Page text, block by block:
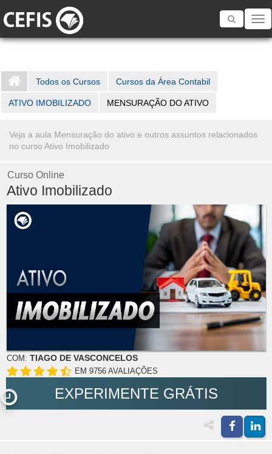
Toggle
Todos os Cursos Cursos da Área Contabil
ATIVO IMOBILIZADO MENSURAÇÃO DO ATIVO
Veja a aula Mensuração do ativo e outros assuntos relacionados
no curso Ativo Imobilizado
Curso Online
Ativo Imobilizado
COM: TIAGO DE VASCONCELOS
EM 9756 AVALIAÇÕES
EXPERIMENTE GRÁTIS